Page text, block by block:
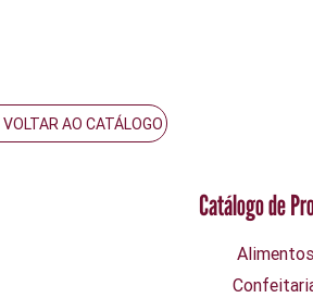
VOLTAR AO CATÁLOGO
Catálogo de
Alimentos